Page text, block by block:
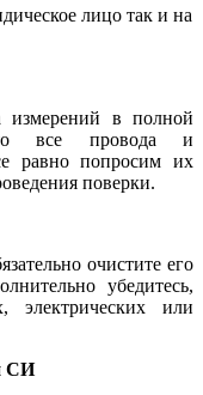
лицо так и на
измерений в полной
что все провода и
равно попросим их
поверки.
очистите его
убедитесь,
электрических или
СИ